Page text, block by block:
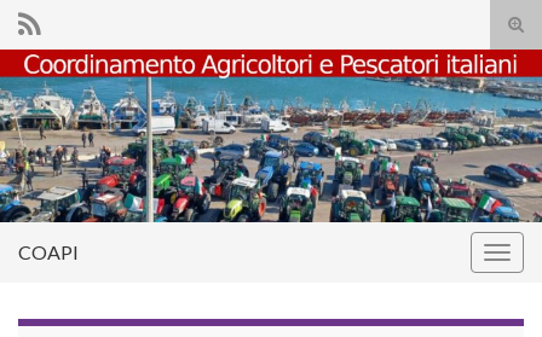
il
di
Search for:
COAPI